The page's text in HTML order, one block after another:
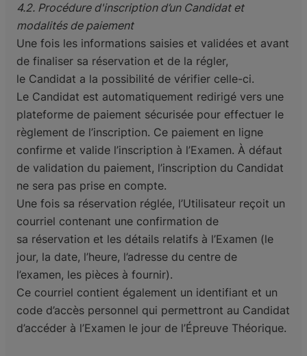
4.2. Procédure d'inscription d’un Candidat et
modalités de paiement
Une fois les informations saisies et validées et avant
de finaliser sa réservation et de la régler,
le Candidat a la possibilité de vérifier celle-ci.
Le Candidat est automatiquement redirigé vers une
plateforme de paiement sécurisée pour effectuer le
règlement de l’inscription. Ce paiement en ligne
confirme et valide l’inscription à l’Examen. À défaut
de validation du paiement, l’inscription du Candidat
ne sera pas prise en compte.
Une fois sa réservation réglée, l’Utilisateur reçoit un
courriel contenant une confirmation de
sa réservation et les détails relatifs à l’Examen (le
jour, la date, l’heure, l’adresse du centre de
l’examen, les pièces à fournir).
Ce courriel contient également un identifiant et un
code d’accès personnel qui permettront au Candidat
d’accéder à l’Examen le jour de l’Épreuve Théorique.